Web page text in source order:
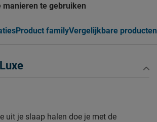
manieren te gebruiken
Product familyVergelijkbare producten
uit je slaap halen doe je met de